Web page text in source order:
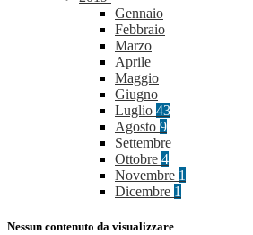
Gennaio
Febbraio
Marzo
Aprile
Maggio
Giugno
Luglio 43
Agosto 9
Settembre
Ottobre 4
Novembre 1
Dicembre 1
Nessun contenuto da visualizzare